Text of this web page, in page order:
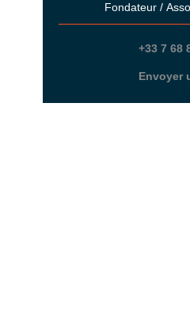
Fondateur /
+33 7 68
Envoyer